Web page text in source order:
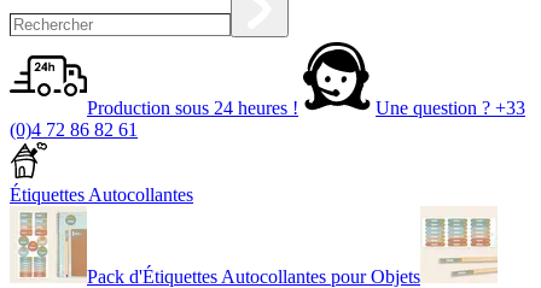
Production sous 24 heures ! Une question ? +33
(0)4 72 86 82 61
Étiquettes Autocollantes
Pack d'Étiquettes Autocollantes pour Objets